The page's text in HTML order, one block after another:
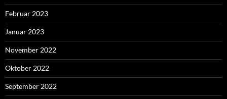
Februar 2023
Januar 2023
November 2022
Oktober 2022
September 2022